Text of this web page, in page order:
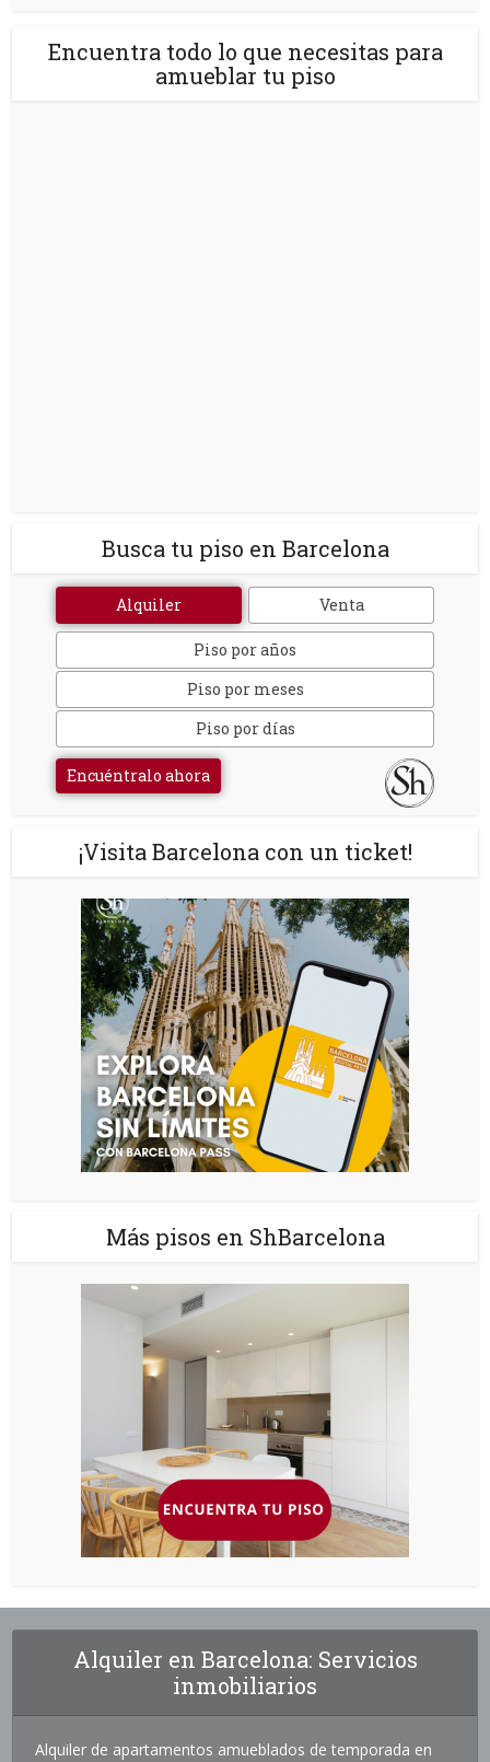
Encuentra todo lo que necesitas para
amueblar tu piso
Busca tu piso en Barcelona
Alquiler Venta
Piso por años
Piso por meses
Piso por días
Encuéntralo ahora
¡Visita Barcelona con un ticket!
Más pisos en ShBarcelona
Alquiler en Barcelona: Servicios
inmobiliarios
Alquiler de apartamentos amueblados de temporada en